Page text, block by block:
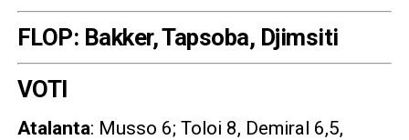
FLOP: Bakker, Tapsoba, Djimsiti
VOTI
Atalanta: Musso 6; Toloi 8, Demiral 6,5,